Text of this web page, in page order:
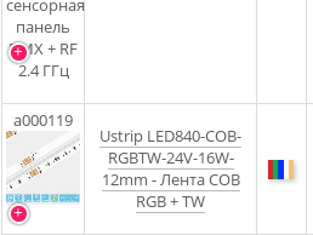
a000119
Ustrip LED840-COB-
RGBTW-24V-16W-
12mm - Лента COB
RGB + TW